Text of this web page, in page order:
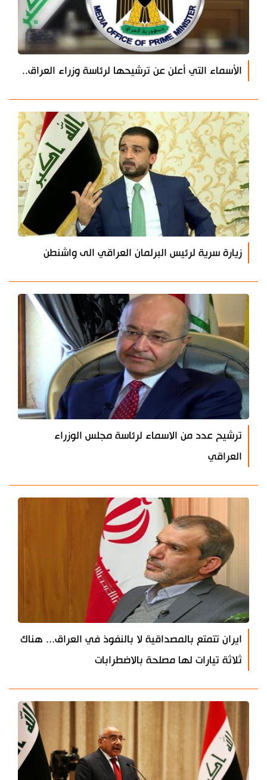
الأسماء التي أعلن عن ترشيحها لرئاسة وزراء العراق..
زيارة سرية لرئيس البرلمان العراقي الى واشنطن
ترشيح عدد من الاسماء لرئاسة مجلس الوزراء
العراقي
ايران تتمتع بالمصداقية لا بالنفوذ في العراق... هناك
ثلاثة تيارات لها مصلحة بالاضطرابات